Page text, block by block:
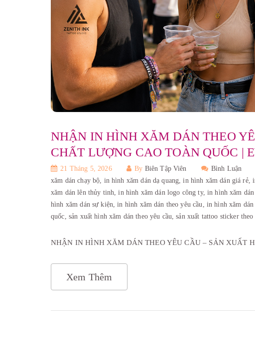
NHẬN IN HÌNH XĂM DÁN THEO
CHẤT LƯỢNG CAO TOÀN QUỐC |
21 Tháng 5, 2026 By Biên Tập Viên Bình Luận
xăm dán chạy bộ, in hình xăm dán dạ quang,in hình xăm dán giá rẻ,
xăm dán lên thủy tinh,in hình xăm dán logo công ty, in hình xăm
hình xăm dán sự kiện,in hình xăm dán theo yêu cầu, in hình xăm
quốc, sản xuất hình xăm dán theo yêu cầu,sản xuất tattoo sticker
NHẬN IN HÌNH XĂM DÁN THEO YÊU CẦU – SẢN XUẤT
Xem Thêm